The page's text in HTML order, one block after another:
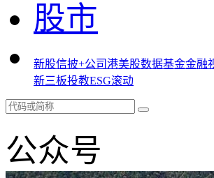
股市
新股信披+公司港美股数据基金金融
新三板投教ESG滚动
公众号